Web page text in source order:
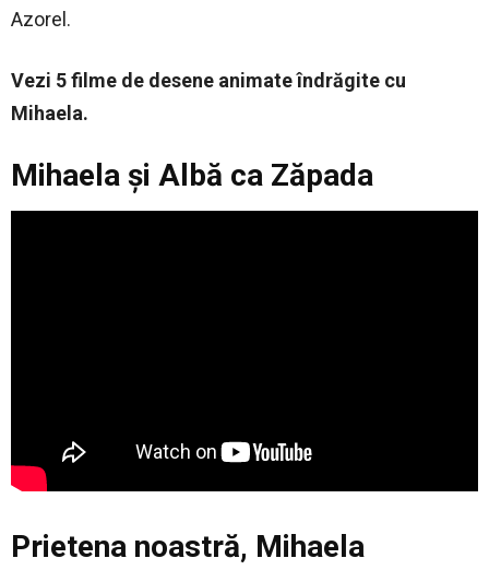
Azorel.
Vezi 5 filme de desene animate îndrăgite cu
Mihaela.
Mihaela şi Albă ca Zăpada
Prietena noastră, Mihaela